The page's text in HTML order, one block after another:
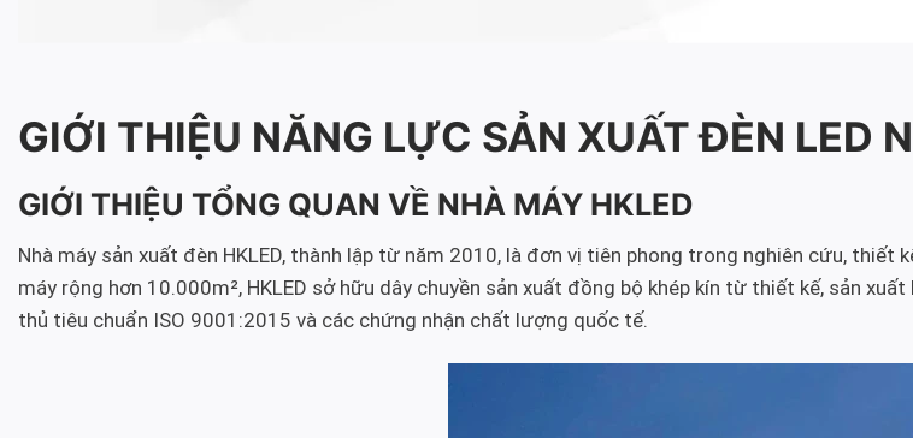
GIỚI THIỆU NĂNG LỰC SẢN XUẤT ĐÈN LED
GIỚI THIỆU TỔNG QUAN VỀ NHÀ MÁY HKLED
Nhà máy sản xuất đèn HKLED, thành lập từ năm 2010, là đơn vị tiên phong trong nghiên cứu, thiết
máy rộng hơn 10.000m², HKLED sở hữu dây chuyền sản xuất đồng bộ khép kín từ thiết kế, sản
thủ tiêu chuẩn ISO 9001:2015 và các chứng nhận chất lượng quốc tế.